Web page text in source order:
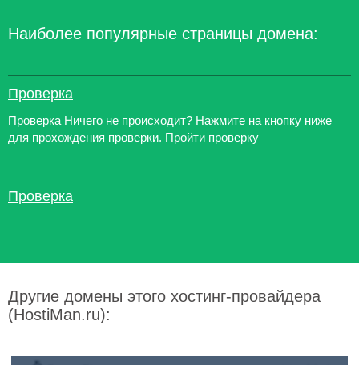
Наиболее популярные страницы домена:
Проверка
Проверка Ничего не происходит? Нажмите на кнопку ниже
для прохождения проверки. Пройти проверку
Проверка
Другие домены этого хостинг-провайдера
(HostiMan.ru):